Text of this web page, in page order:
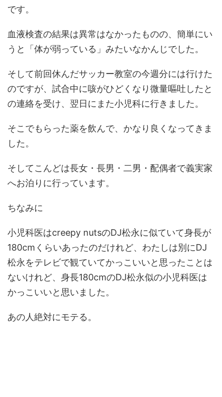
です。
血液検査の結果は異常はなかったものの、簡単にい
うと「体が弱っている」みたいなかんじでした。
そして前回休んだサッカー教室の今週分には行けた
のですが、試合中に咳がひどくなり微量嘔吐したと
の連絡を受け、翌日にまた小児科に行きました。
そこでもらった薬を飲んで、かなり良くなってきま
した。
そしてこんどは長女・長男・二男・配偶者で義実家
へお泊りに行っています。
ちなみに
小児科医はcreepy nutsのDJ松永に似ていて身長が
180cmくらいあったのだけれど、わたしは別にDJ
松永をテレビで観ていてかっこいいと思ったことは
ないけれど、身長180cmのDJ松永似の小児科医は
かっこいいと思いました。
あの人絶対にモテる。